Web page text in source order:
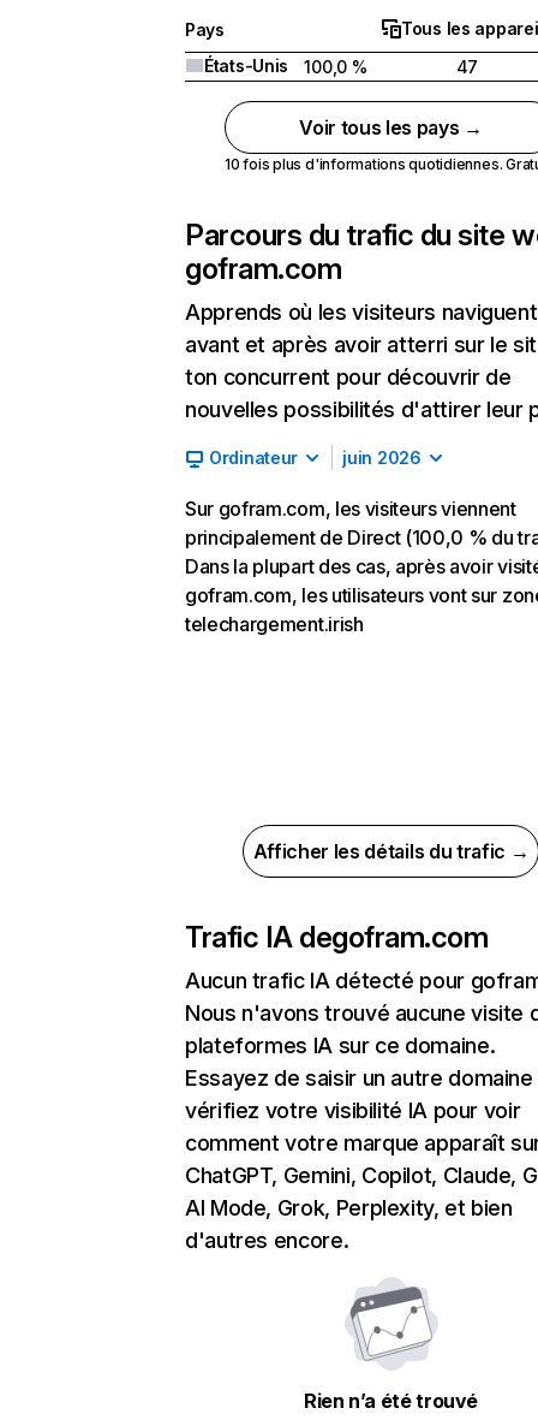
Pays
Tous les
États-Unis
100,0 % 47
Voir tous les pays →
10 fois plus d'informations quotidiennes.
Parcours du trafic du site
gofram.com
Apprends où les visiteurs naviguent
avant et après avoir atterri sur le
ton concurrent pour découvrir de
nouvelles possibilités d'attirer leur
Ordinateur juin 2026
Sur gofram.com, les visiteurs viennent
principalement de Direct (100,0 % du
Dans la plupart des cas, après avoir
gofram.com, les utilisateurs vont sur
telechargement.irish
Afficher les détails du trafic →
Trafic IA degofram.com
Aucun trafic IA détecté pour
Nous n'avons trouvé aucune visite
plateformes IA sur ce domaine.
Essayez de saisir un autre domaine
vérifiez votre visibilité IA pour voir
comment votre marque apparaît
ChatGPT, Gemini, Copilot, Claude,
AI Mode, Grok, Perplexity, et bien
d'autres encore.
Rien n’a été trouvé